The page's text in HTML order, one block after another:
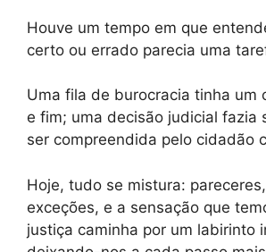
Houve um tempo em que
certo ou errado parecia uma
Uma fila de burocracia tinha um
e fim; uma decisão judicial fazia
ser compreendida pelo cidadão
Hoje, tudo se mistura:
exceções, e a sensação que
justiça caminha por um labirinto